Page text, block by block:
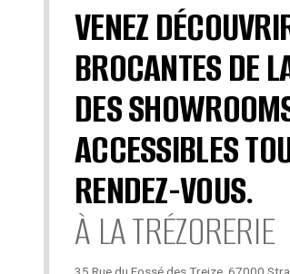
VENEZ
BROCANTES DE
DES
ACCESSIBLES
RENDEZ-VOUS.
À LA TRÉZORERIE